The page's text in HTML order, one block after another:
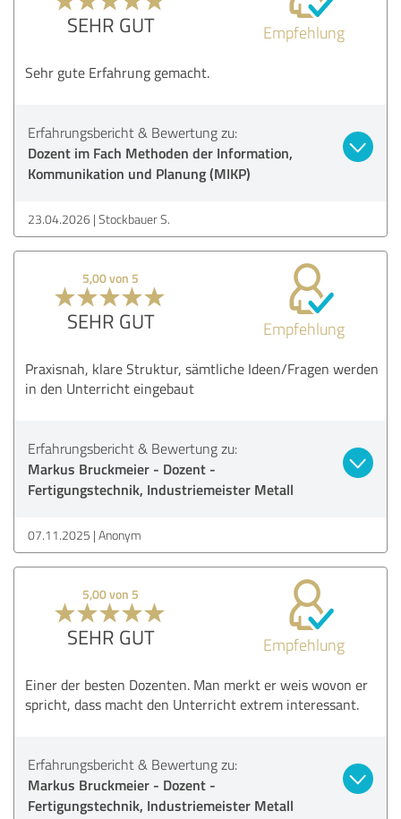
SEHR GUT Empfehlung
Sehr gute Erfahrung gemacht.
Erfahrungsbericht & Bewertung zu:
Dozent im Fach Methoden der Information,
Kommunikation und Planung (MIKP)
23.04.2026 Stockbauer S.
5,00 von 5
SEHR GUT Empfehlung
Praxisnah, klare Struktur, sämtliche Ideen/Fragen werden
in den Unterricht eingebaut
Erfahrungsbericht & Bewertung zu:
Markus Bruckmeier - Dozent -
Fertigungstechnik, Industriemeister Metall
07.11.2025 Anonym
5,00 von 5
SEHR GUT Empfehlung
Einer der besten Dozenten. Man merkt er weis wovon er
spricht, dass macht den Unterricht extrem interessant.
Erfahrungsbericht & Bewertung zu:
Markus Bruckmeier - Dozent -
Fertigungstechnik, Industriemeister Metall